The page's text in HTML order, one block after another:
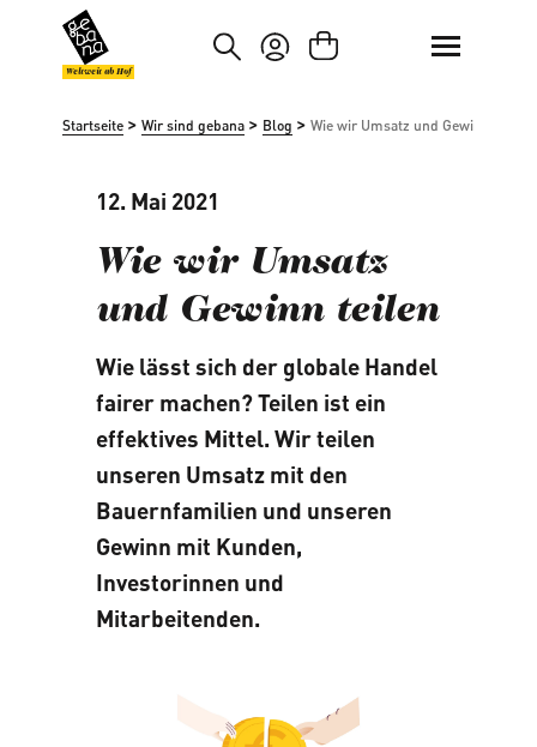
Hauptinhalt springen
Zur Suche springen
Weltweit ab Hof
Startseite > Wir sind gebana > Blog > Wie wir Umsatz und Gewinn teilen
12. Mai 2021
Wie wir Umsatz
und Gewinn teilen
Wie lässt sich der globale Handel
fairer machen? Teilen ist ein
effektives Mittel. Wir teilen
unseren Umsatz mit den
Bauernfamilien und unseren
Gewinn mit Kunden,
Investorinnen und
Mitarbeitenden.